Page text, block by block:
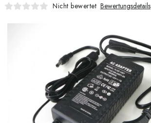
SMARTER GARTEN
Geschäftsbewertung Kaufberatung AGB
Datenschutzerklärung Impressum
Nicht bewertet Bewertungsdetails